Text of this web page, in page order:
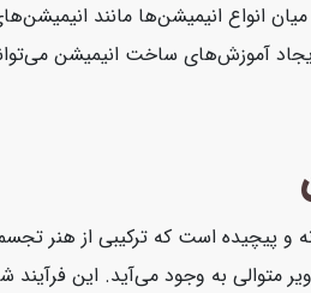
انواع انیمیشن‌ها مانند
آموزش‌های ساخت انیمیشن می‌تواند
و پیچیده است که ترکیبی از هنر
متوالی به وجود می‌آید. این